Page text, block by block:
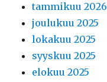
tammikuu 2026
joulukuu 2025
lokakuu 2025
syyskuu 2025
elokuu 2025